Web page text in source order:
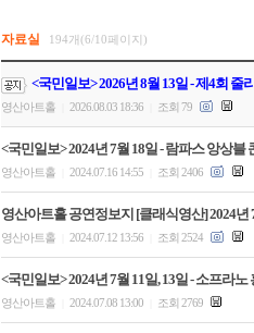
자료실 194개(6/10페이지)
<국민일보> 2026년 8월 13일 - 제4회
영산아트홀 2026.08.03 18:36 조회 79
<국민일보> 2024년 7월 18일 - 람파스 앙상블
영산아트홀 2024.07.16 14:55 조회 2406
영산아트홀 공연정보지 [클래식영산] 2024년
영산아트홀 2024.07.12 13:56 조회 2524
<국민일보> 2024년 7월 11일, 13일 - 소프라
영산아트홀 2024.07.08 13:00 조회 2769